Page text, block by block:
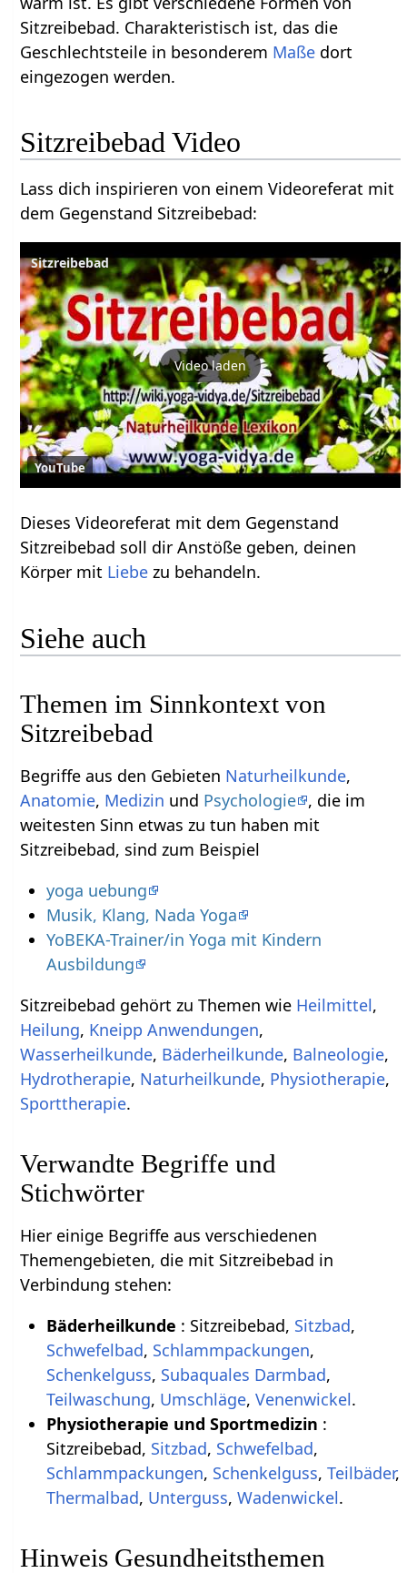
Sitzreibebad. Charakteristisch ist, das die
Geschlechtsteile in besonderem Maße dort
eingezogen werden.
Sitzreibebad Video
Lass dich inspirieren von einem Videoreferat mit
dem Gegenstand Sitzreibebad:
Sitzreibebad
Video laden
YouTube
Dieses Videoreferat mit dem Gegenstand
Sitzreibebad soll dir Anstöße geben, deinen
Körper mit Liebe zu behandeln.
Siehe auch
Themen im Sinnkontext von
Sitzreibebad
Begriffe aus den Gebieten Naturheilkunde,
Anatomie, Medizin und Psychologie , die im
weitesten Sinn etwas zu tun haben mit
Sitzreibebad, sind zum Beispiel
yoga uebung
Musik, Klang, Nada Yoga
YoBEKA-Trainer/in Yoga mit Kindern
Ausbildung
Sitzreibebad gehört zu Themen wie Heilmittel,
Heilung, Kneipp Anwendungen,
Wasserheilkunde, Bäderheilkunde, Balneologie,
Hydrotherapie, Naturheilkunde, Physiotherapie,
Sporttherapie.
Verwandte Begriffe und
Stichwörter
Hier einige Begriffe aus verschiedenen
Themengebieten, die mit Sitzreibebad in
Verbindung stehen:
Bäderheilkunde : Sitzreibebad, Sitzbad,
Schwefelbad, Schlammpackungen,
Schenkelguss, Subaquales Darmbad,
Teilwaschung, Umschläge, Venenwickel.
Physiotherapie und Sportmedizin :
Sitzreibebad, Sitzbad, Schwefelbad,
Schlammpackungen, Schenkelguss, Teilbäder,
Thermalbad, Unterguss, Wadenwickel.
Hinweis Gesundheitsthemen